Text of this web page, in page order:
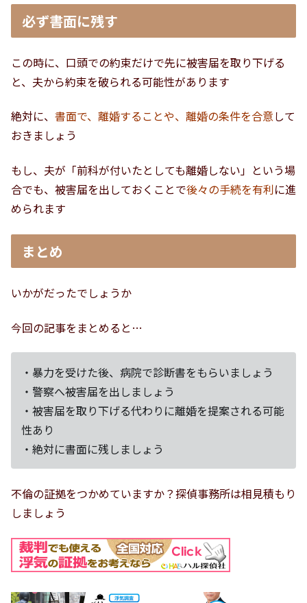
必ず書面に残す
この時に、口頭での約束だけで先に被害届を取り下げる
と、夫から約束を破られる可能性があります
絶対に、 書面で、離婚することや、離婚の条件を合意して
おきましょう
もし、夫が「前科が付いたとしても離婚しない」という場
合でも、被害届を出しておくことで後々の手続を有利に進
められます
まとめ
いかがだったでしょうか
今回の記事をまとめると…
・暴力を受けた後、病院で診断書をもらいましょう
・警察へ被害届を出しましょう
・被害届を取り下げる代わりに離婚を提案される可能
性あり
・絶対に書面に残しましょう
不倫の証拠をつかめていますか？探偵事務所は相見積もり
しましょう